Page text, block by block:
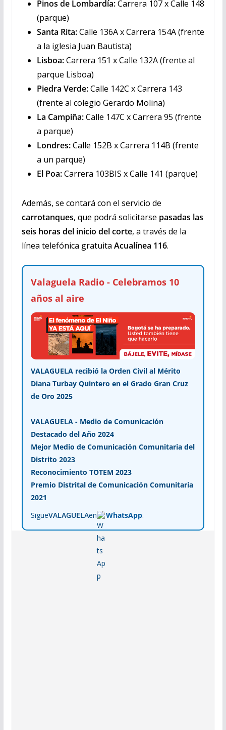
Pinos de Lombardía:Carrera 107 x Calle 148
(parque)
Santa Rita:Calle 136A x Carrera 154A (frente
a la iglesia Juan Bautista)
Lisboa:Carrera 151 x Calle 132A (frente al
parque Lisboa)
Piedra Verde:Calle 142C x Carrera 143
(frente al colegio Gerardo Molina)
La Campiña:Calle 147C x Carrera 95 (frente
a parque)
Londres:Calle 152B x Carrera 114B (frente
a un parque)
El Poa:Carrera 103BIS x Calle 141 (parque)
Además, se contará con el servicio de
carrotanques, que podrá solicitarse pasadas las
seis horas del inicio del corte, a través de la
línea telefónica gratuita Acualínea 116.
Valaguela Radio - Celebramos 10
años al aire
VALAGUELA recibió la Orden Civil al Mérito
Diana Turbay Quintero en el Grado Gran Cruz
de Oro 2025
VALAGUELA - Medio de Comunicación
Destacado del Año 2024
Mejor Medio de Comunicación Comunitaria del
Distrito 2023
Reconocimiento TOTEM 2023
Premio Distrital de Comunicación Comunitaria
2021
SigueVALAGUELAen WhatsApp.